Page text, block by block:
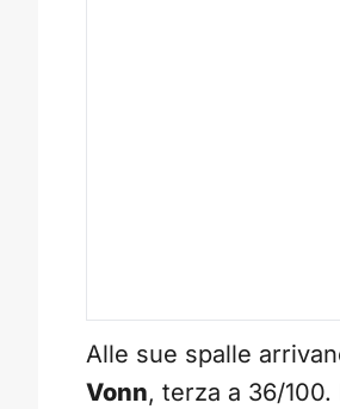
Alle sue spalle
Vonn, terza a 36/